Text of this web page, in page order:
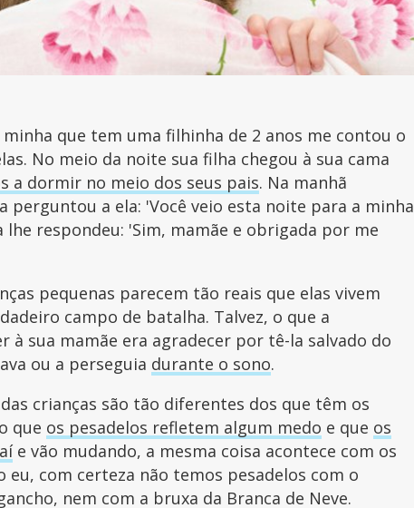
minha que tem uma filhinha de 2 anos me contou o
No meio da noite sua filha chegou à sua cama
a dormir no meio dos seus pais. Na manhã
perguntou a ela: 'Você veio esta noite para a minha
lhe respondeu: 'Sim, mamãe e obrigada por me
pequenas parecem tão reais que elas vivem
campo de batalha. Talvez, o que a
à sua mamãe era agradecer por tê-la salvado do
ou a perseguia durante o sono.
crianças são tão diferentes dos que têm os
que os pesadelos refletem algum medo e que os
e vão mudando, a mesma coisa acontece com os
eu, com certeza não temos pesadelos com o
nem com a bruxa da Branca de Neve.